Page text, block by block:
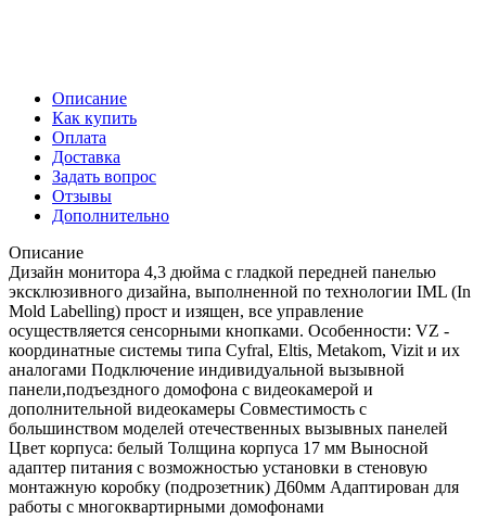
Описание
Как купить
Оплата
Доставка
Задать вопрос
Отзывы
Дополнительно
Описание
Дизайн монитора 4,3 дюйма с гладкой передней панелью
эксклюзивного дизайна, выполненной по технологии IML (In
Mold Labelling) прост и изящен, все управление
осуществляется сенсорными кнопками. Особенности: VZ -
координатные системы типа Cyfral, Eltis, Metakom, Vizit и их
аналогами Подключение индивидуальной вызывной
панели,подъездного домофона с видеокамерой и
дополнительной видеокамеры Совместимость с
большинством моделей отечественных вызывных панелей
Цвет корпуса: белый Толщина корпуса 17 мм Выносной
адаптер питания с возможностью установки в стеновую
монтажную коробку (подрозетник) Д60мм Адаптирован для
работы с многоквартирными домофонами